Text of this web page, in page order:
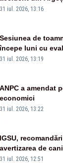
ului medical a
31 iul. 2026, 13:16
Sesiunea de
începe luni cu
orale la Limba
31 iul. 2026, 13:19
ANPC a amendat
economici
31 iul. 2026, 13:22
IGSU,
avertizarea de
meteorologi
31 iul. 2026, 12:51